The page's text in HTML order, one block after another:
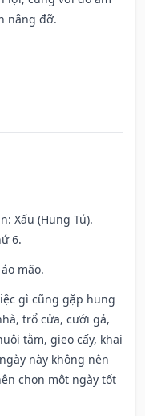
nâng đỡ.
Xấu (Hung Tú).
6.
mão.
gì cũng gặp hung
trổ cửa, cưới gả,
tằm, gieo cấy, khai
này không nên
chọn một ngày tốt